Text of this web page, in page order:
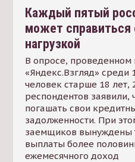
Каждый пятый
может справиться
нагрузкой
В опросе, проведенном
«Яндекс.Взгляд» среди
человек старше 18 лет,
респондентов заявили,
погашать свои
задолженности. При
заемщиков вынуждены
выплаты более
ежемесячного доход